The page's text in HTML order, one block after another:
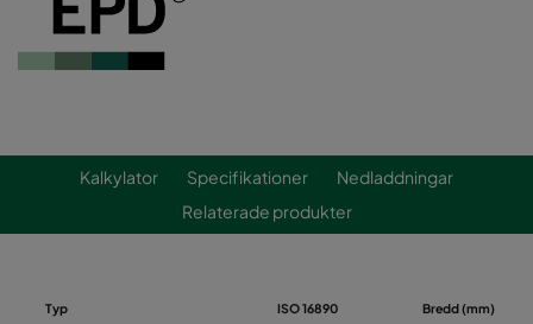
Kalkylator Specifikationer
Nedladdningar
Relaterade produkter
Typ ISO 16890 Bredd (mm)